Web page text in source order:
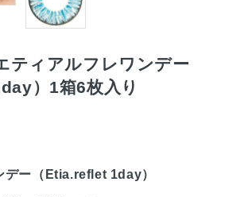
ティアルフレワンデー
）1箱6枚入り
デー（Etia.reflet 1day）